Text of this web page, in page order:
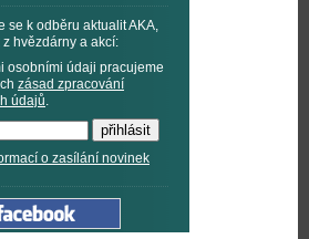
se k odběru aktualit AKA,
hvězdárny a akcí:
osobními údaji pracujeme
zásad zpracování
údajů.
o zasílání novinek